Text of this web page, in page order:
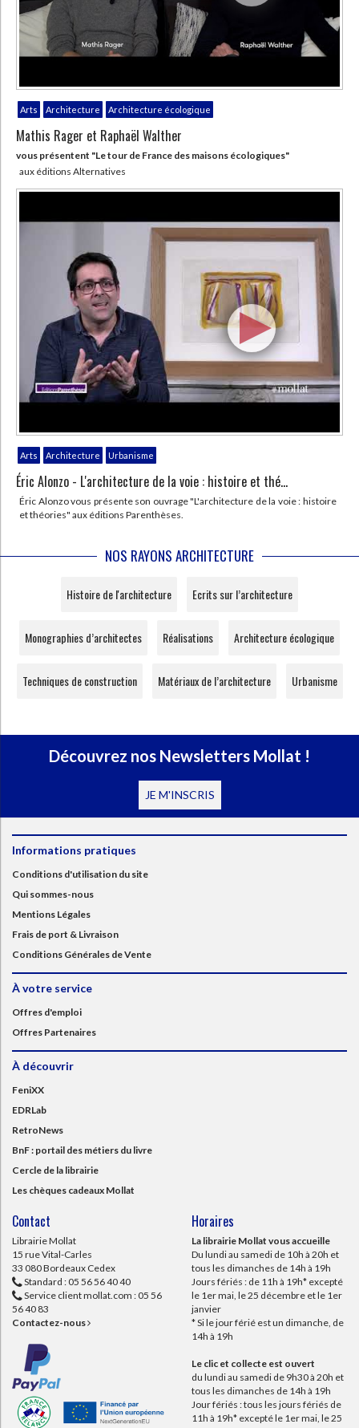
Arts Architecture Architecture écologique
Mathis Rager et Raphaël Walther
vous présentent "Le tour de France des maisons écologiques"
aux éditions Alternatives
Arts Architecture Urbanisme
Éric Alonzo - L'architecture de la voie : histoire et thé...
Éric Alonzo vous présente son ouvrage "L'architecture de la voie : histoire
et théories" aux éditions Parenthèses.
NOS RAYONS ARCHITECTURE
Histoire de l'architecture Ecrits sur l’architecture
Monographies d’architectes Réalisations Architecture écologique
Techniques de construction Matériaux de l’architecture Urbanisme
Découvrez nos Newsletters Mollat !
JE M'INSCRIS
Informations pratiques
Conditions d'utilisation du site
Qui sommes-nous
Mentions Légales
Frais de port & Livraison
Conditions Générales de Vente
À votre service
Offres d'emploi
Offres Partenaires
À découvrir
FeniXX
EDRLab
RetroNews
BnF : portail des métiers du livre
Cercle de la librairie
Les chèques cadeaux Mollat
Contact
Librairie Mollat
15 rue Vital-Carles
33 080 Bordeaux Cedex
Standard : 05 56 56 40 40
Service client mollat.com : 05 56
56 40 83
Contactez-nous
Horaires
La librairie Mollat vous accueille
Du lundi au samedi de 10h à 20h et
tous les dimanches de 14h à 19h
Jours fériés : de 11h à 19h* excepté
le 1er mai, le 25 décembre et le 1er
janvier
* Si le jour férié est un dimanche, de
14h à 19h
Le clic et collecte est ouvert
du lundi au samedi de 9h30 à 20h et
tous les dimanches de 14h à 19h
Jour fériés : tous les jours fériés de
11h à 19h* excepté le 1er mai, le 25